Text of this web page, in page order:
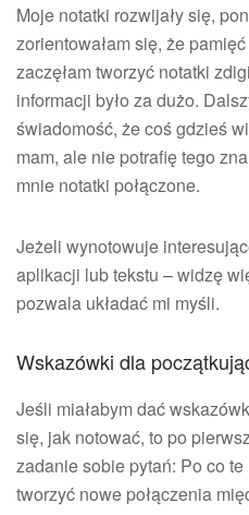
Moje notatki rozwijały się,
zorientowałam się, że
zaczęłam tworzyć notatki
informacji było za dużo.
świadomość, że coś gdzieś
mam, ale nie potrafię tego
mnie notatki połączone.
Jeżeli wynotowuje
aplikacji lub tekstu – widzę
pozwala układać mi myśli.
Wskazówki dla
Jeśli miałabym dać
się, jak notować, to po
zadanie sobie pytań: Po co
tworzyć nowe połączenia